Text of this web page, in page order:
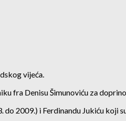
vijeća.
fra Denisu Šimunoviću za
2009.) i Ferdinandu Jukiću koji